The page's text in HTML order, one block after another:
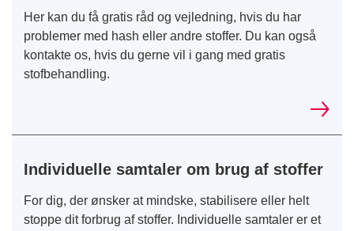
Her kan du få gratis råd og vejledning, hvis du har
problemer med hash eller andre stoffer. Du kan også
kontakte os, hvis du gerne vil i gang med gratis
stofbehandling.
Individuelle samtaler om brug af stoffer
For dig, der ønsker at mindske, stabilisere eller helt
stoppe dit forbrug af stoffer. Individuelle samtaler er et